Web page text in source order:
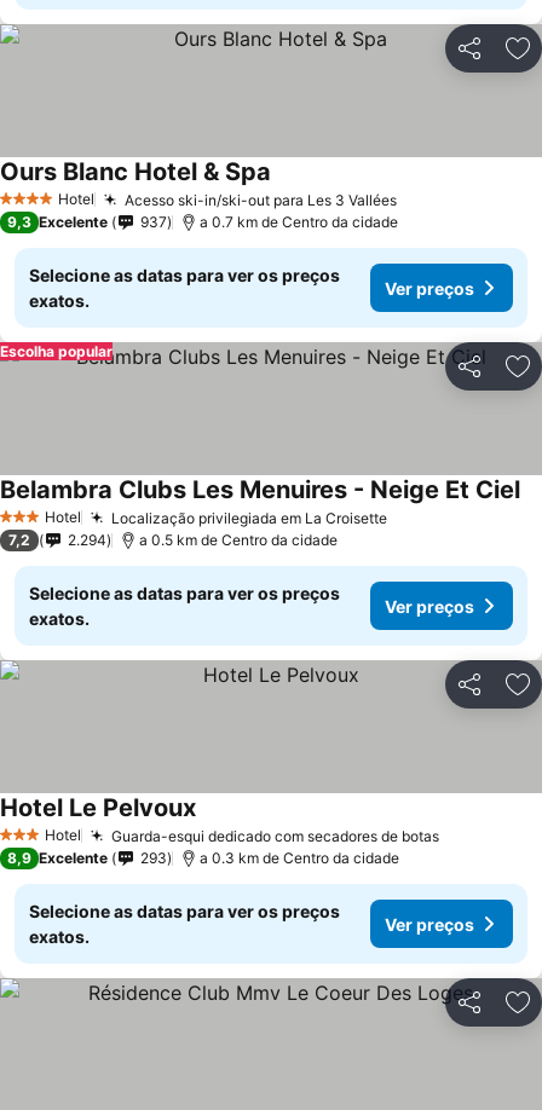
Partilhar
4 EstrelasHotel Acesso ski-in/ski-out para Les 3 Vallées
Ours Blanc Hotel & Spa
9,3 Excelente 937 a 0.7 km de Centro da cidade
Selecione as datas para ver os preços
exatos.
Ver preços
Partilhar
Escolha popular
3 EstrelasHotel Localização privilegiada em La Croisette
Belambra Clubs Les Menuires - Neige Et Ciel
7,2 2.294 a 0.5 km de Centro da cidade
Selecione as datas para ver os preços
exatos.
Ver preços
Partilhar
3 EstrelasHotel Guarda-esqui dedicado com secadores de botas
Hotel Le Pelvoux
8,9 Excelente 293 a 0.3 km de Centro da cidade
Selecione as datas para ver os preços
exatos.
Ver preços
Partilhar